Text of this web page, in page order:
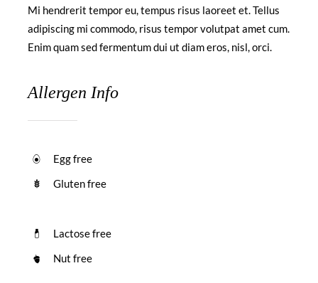
Mi hendrerit tempor eu, tempus risus laoreet et. Tellus
adipiscing mi commodo, risus tempor volutpat amet cum.
Enim quam sed fermentum dui ut diam eros, nisl, orci.
Allergen Info
Egg free
Gluten free
Lactose free
Nut free